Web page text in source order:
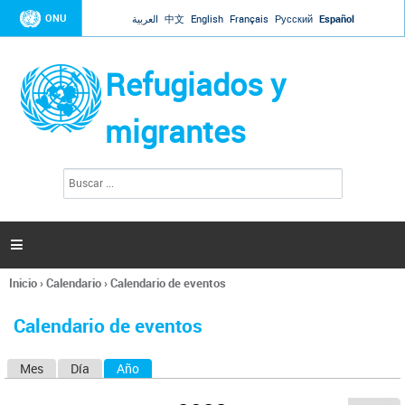
Jump to navigation
ONU العربية 中文 English Français Русский Español
Refugiados y
migrantes
l
s

Se
usted
Inicio›Calendario›Calendario de eventos
Calendario de eventos
Mes Día Año